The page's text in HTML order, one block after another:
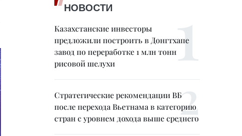
НОВОСТИ
Казахстанские инвесторы
предложили построить в Донгтхапе
завод по переработке 1 млн тонн
рисовой шелухи
Стратегические рекомендации ВБ
после перехода Вьетнама в категорию
стран с уровнем дохода выше среднего